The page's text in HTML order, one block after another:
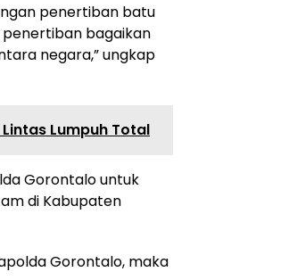
penertiban batu
penertiban bagaikan
negara,” ungkap
Lumpuh Total
Gorontalo untuk
di Kabupaten
Gorontalo, maka